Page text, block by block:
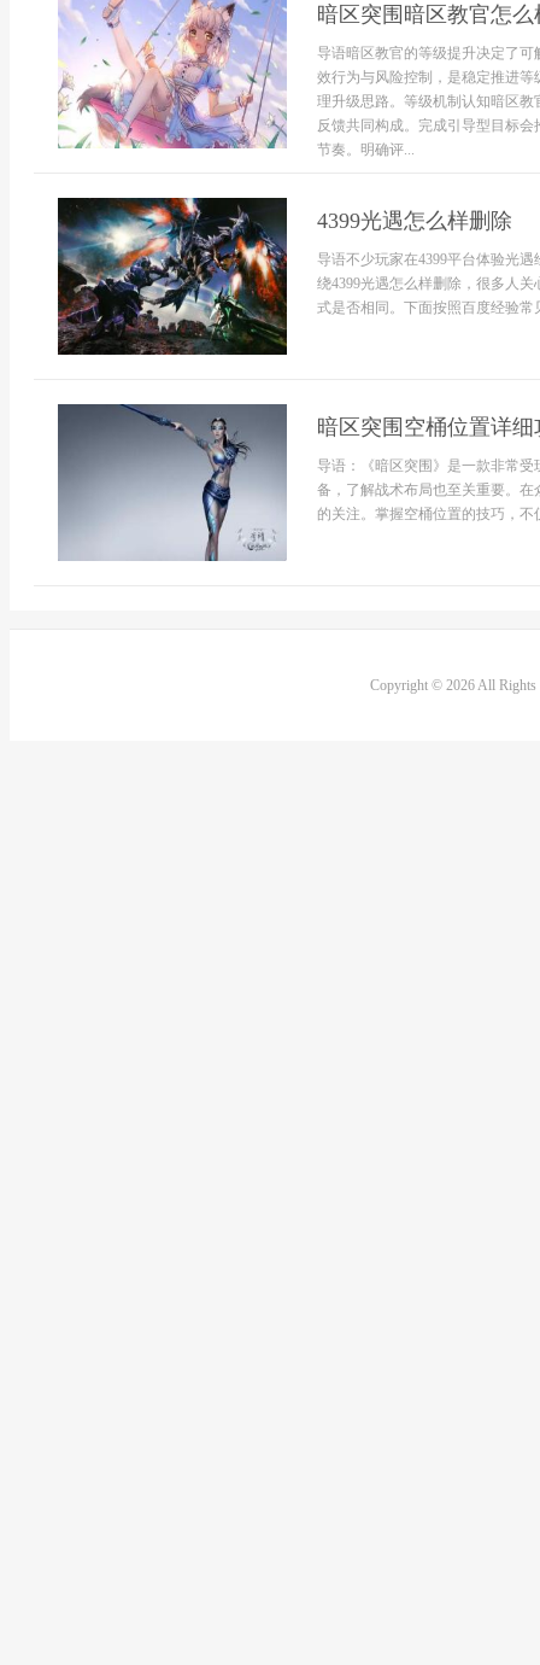
暗区突围暗区教官怎
导语暗区教官的等级提升决定了
效行为与风险控制，是稳定推进
理升级思路。等级机制认知暗区
反馈共同构成。完成引导型目标
节奏。明确评...
4399光遇怎么样删除
导语不少玩家在4399平台体验光
绕4399光遇怎么样删除，很多人
式是否相同。下面按照百度经验
暗区突围空桶位置详细
导语：《暗区突围》是一款非常
备，了解战术布局也至关重要。
的关注。掌握空桶位置的技巧，
Copyright © 2026 All